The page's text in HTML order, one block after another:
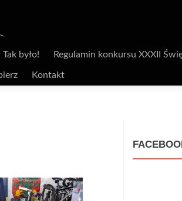
Tak było! Regulamin konkursu XXXII
Kontakt